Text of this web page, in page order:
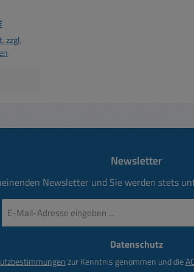
zzgl.
Newsletter
Newsletter und Sie werden stets
Mail-
Datenschutz
zur Kenntnis genommen und die